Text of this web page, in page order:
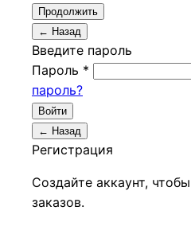
Продолжить
← Назад
Введите пароль
Пароль *
пароль?
Войти
← Назад
Регистрация
Создайте аккаунт,
заказов.